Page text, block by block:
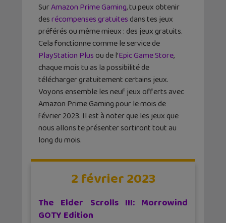
SurAmazon Prime Gaming, tu peux obtenir
desrécompenses gratuites dans tes jeux
préférés ou même mieux : des jeux gratuits.
Cela fonctionne comme le service de
PlayStation Plus ou de l’Epic Game Store,
chaque mois tu as la possibilité de
télécharger gratuitement certains jeux.
Voyons ensemble les neuf jeux offerts avec
Amazon Prime Gaming pour le mois de
février 2023. Il est à noter que les jeux que
nous allons te présenter sortiront tout au
long du mois.
2 février 2023
The Elder Scrolls III: Morrowind
GOTY Edition